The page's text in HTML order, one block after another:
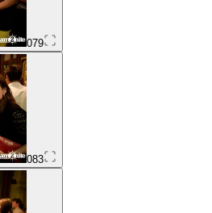
079
083